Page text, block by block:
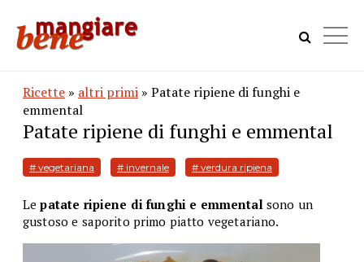
Ricette » altri primi » Patate ripiene di funghi e
emmental
Patate ripiene di funghi e emmental
# vegetariana # invernale # verdura ripiena
Lepatate ripiene di funghi e emmentalsono un
gustoso e saporito primo piatto vegetariano.